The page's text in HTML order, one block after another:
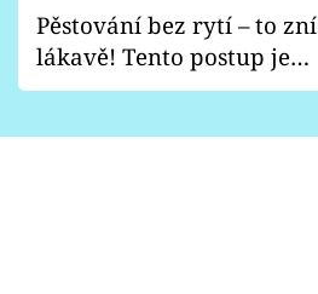
Pěstování bez rytí – to zní
lákavě! Tento postup je
vhodný jen pro některé